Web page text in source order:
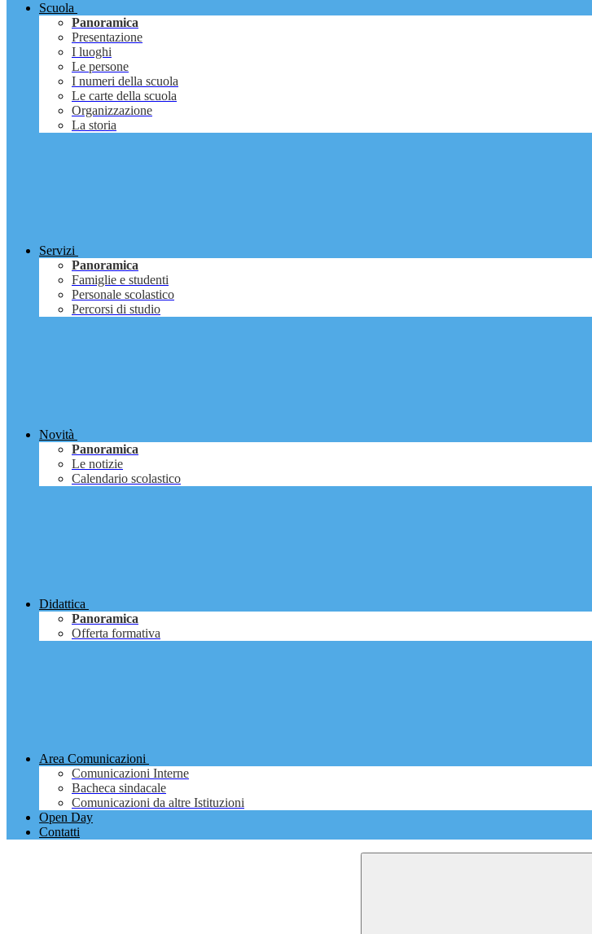
Scuola
Panoramica
Presentazione
I luoghi
Le persone
I numeri della scuola
Le carte della scuola
Organizzazione
La storia
Servizi
Panoramica
Famiglie e studenti
Personale scolastico
Percorsi di studio
Novità
Panoramica
Le notizie
Calendario scolastico
Didattica
Panoramica
Offerta formativa
Area Comunicazioni
Comunicazioni Interne
Bacheca sindacale
Comunicazioni da altre Istituzioni
Open Day
Contatti